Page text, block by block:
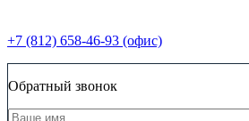
+7 (812) 658-46-93 (офис)
Обратный звонок